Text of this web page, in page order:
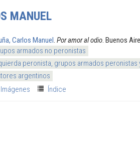
MANUEL
Carlos Manuel Por amor al odio . Buenos
armados no peronistas
peronista, grupos armados
argentinos
Imágenes
Índice